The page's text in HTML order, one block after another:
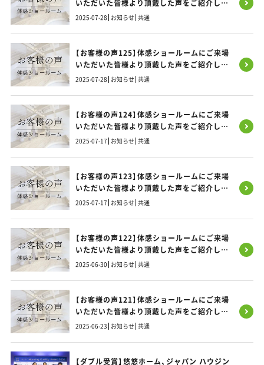
いただいた皆様より頂戴した声をご紹介しま
す！
2025-07-28 お知らせ 共通
【お客様の声125】体感ショールームにご来場
いただいた皆様より頂戴した声をご紹介しま
す！
2025-07-28 お知らせ 共通
【お客様の声124】体感ショールームにご来場
いただいた皆様より頂戴した声をご紹介しま
す！
2025-07-17 お知らせ 共通
【お客様の声123】体感ショールームにご来場
いただいた皆様より頂戴した声をご紹介しま
す！
2025-07-17 お知らせ 共通
【お客様の声122】体感ショールームにご来場
いただいた皆様より頂戴した声をご紹介しま
す！
2025-06-30 お知らせ 共通
【お客様の声121】体感ショールームにご来場
いただいた皆様より頂戴した声をご紹介しま
す！
2025-06-23 お知らせ 共通
【ダブル受賞】悠悠ホーム、ジャパン ハウジン